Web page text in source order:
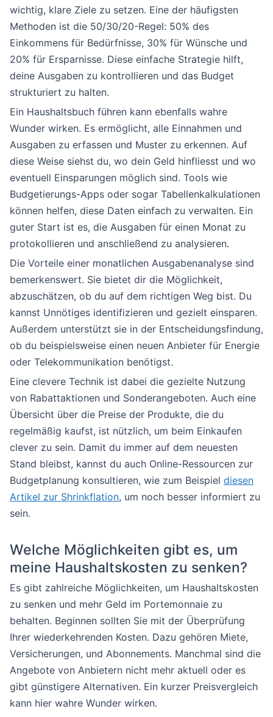
wichtig, klare Ziele zu setzen. Eine der häufigsten
Methoden ist die 50/30/20-Regel: 50% des
Einkommens für Bedürfnisse, 30% für Wünsche und
20% für Ersparnisse. Diese einfache Strategie hilft,
deine Ausgaben zu kontrollieren und das Budget
strukturiert zu halten.
Ein Haushaltsbuch führen kann ebenfalls wahre
Wunder wirken. Es ermöglicht, alle Einnahmen und
Ausgaben zu erfassen und Muster zu erkennen. Auf
diese Weise siehst du, wo dein Geld hinfliesst und wo
eventuell Einsparungen möglich sind. Tools wie
Budgetierungs-Apps oder sogar Tabellenkalkulationen
können helfen, diese Daten einfach zu verwalten. Ein
guter Start ist es, die Ausgaben für einen Monat zu
protokollieren und anschließend zu analysieren.
Die Vorteile einer monatlichen Ausgabenanalyse sind
bemerkenswert. Sie bietet dir die Möglichkeit,
abzuschätzen, ob du auf dem richtigen Weg bist. Du
kannst Unnötiges identifizieren und gezielt einsparen.
Außerdem unterstützt sie in der Entscheidungsfindung,
ob du beispielsweise einen neuen Anbieter für Energie
oder Telekommunikation benötigst.
Eine clevere Technik ist dabei die gezielte Nutzung
von Rabattaktionen und Sonderangeboten. Auch eine
Übersicht über die Preise der Produkte, die du
regelmäßig kaufst, ist nützlich, um beim Einkaufen
clever zu sein. Damit du immer auf dem neuesten
Stand bleibst, kannst du auch Online-Ressourcen zur
Budgetplanung konsultieren, wie zum Beispiel diesen
Artikel zur Shrinkflation, um noch besser informiert zu
sein.
Welche Möglichkeiten gibt es, um
meine Haushaltskosten zu senken?
Es gibt zahlreiche Möglichkeiten, um Haushaltskosten
zu senken und mehr Geld im Portemonnaie zu
behalten. Beginnen sollten Sie mit der Überprüfung
Ihrer wiederkehrenden Kosten. Dazu gehören Miete,
Versicherungen, und Abonnements. Manchmal sind die
Angebote von Anbietern nicht mehr aktuell oder es
gibt günstigere Alternativen. Ein kurzer Preisvergleich
kann hier wahre Wunder wirken.